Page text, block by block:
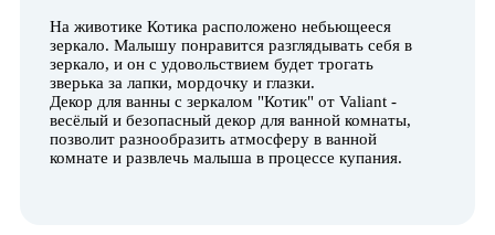
На животике Котика расположено небьющееся
зеркало. Малышу понравится разглядывать себя в
зеркало, и он с удовольствием будет трогать
зверька за лапки, мордочку и глазки.
Декор для ванны с зеркалом "Котик" от Valiant -
весёлый и безопасный декор для ванной комнаты,
позволит разнообразить атмосферу в ванной
комнате и развлечь малыша в процессе купания.